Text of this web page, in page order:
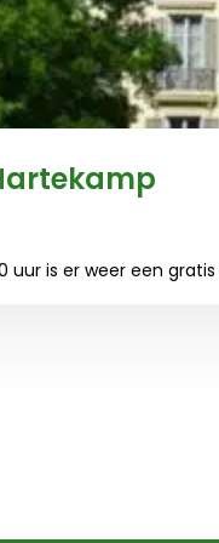
uur is er weer een